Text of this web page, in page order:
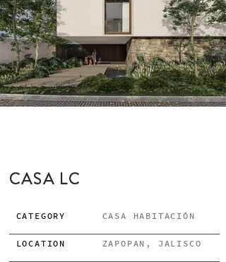
CASA LC
CATEGORY CASA HABITACIÓN
LOCATION ZAPOPAN, JALISCO